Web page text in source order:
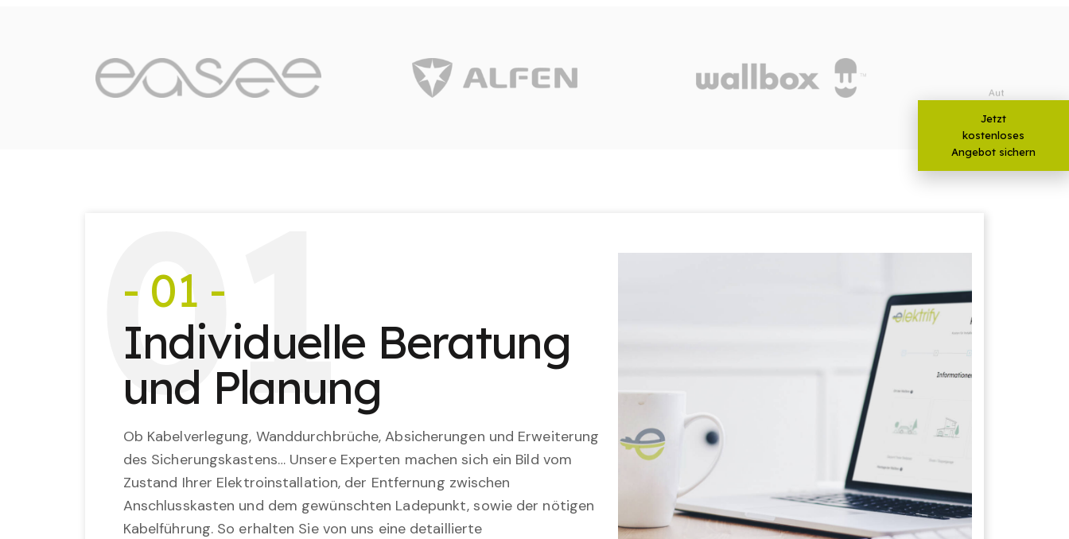
01
- 01 -
Individuelle Beratung
und Planung
Ob Kabelverlegung, Wanddurchbrüche, Absicherungen und Erweiterung
des Sicherungskastens… Unsere Experten machen sich ein Bild vom
Zustand Ihrer Elektroinstallation, der Entfernung zwischen
Anschlusskasten und dem gewünschten Ladepunkt, sowie der nötigen
Kabelführung. So erhalten Sie von uns eine detaillierte
Jetzt
kostenloses
Angebot sichern